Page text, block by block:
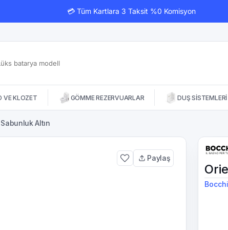
💳 Tüm Kartlara 3 Taksit %0 Komisyon
VE KLOZET GÖMME REZERVUARLAR DUŞ SİSTEMLERİ
Altın
Paylaş
Bocchi